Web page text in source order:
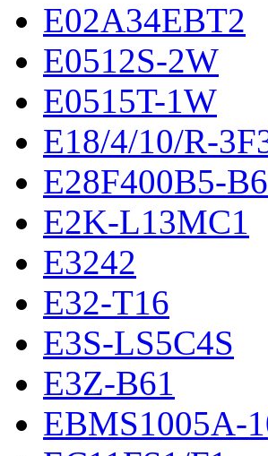
E02A34EBT2
E0512S-2W
E0515T-1W
E18/4/10/R-
E28F400B5-
E2K-L13MC1
E3242
E32-T16
E3S-LS5C4S
E3Z-B61
EBMS1005A-